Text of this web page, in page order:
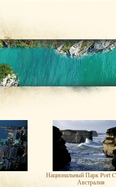
Национальный Парк Port
Австралия